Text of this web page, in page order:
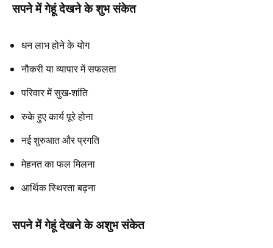
सपने में गेहूं देखने के शुभ संकेत
धन लाभ होने के योग
नौकरी या व्यापार में सफलता
परिवार में सुख-शांति
रुके हुए कार्य पूरे होना
नई शुरुआत और प्रगति
मेहनत का फल मिलना
आर्थिक स्थिरता बढ़ना
सपने में गेहूं देखने के अशुभ संकेत